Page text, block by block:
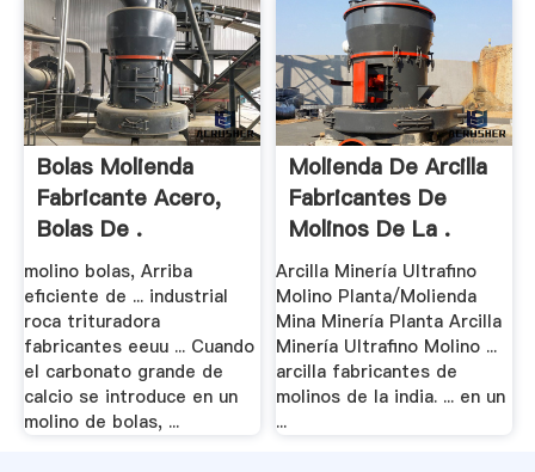
Bolas Molienda
Fabricante Acero,
Bolas De .
molino bolas, Arriba
eficiente de ... industrial
roca trituradora
fabricantes eeuu ... Cuando
el carbonato grande de
calcio se introduce en un
molino de bolas, ...
Molienda De Arcilla
Fabricantes De
Molinos De La .
Arcilla Minería Ultrafino
Molino Planta/Molienda
Mina Minería Planta Arcilla
Minería Ultrafino Molino ...
arcilla fabricantes de
molinos de la india. ... en un
...